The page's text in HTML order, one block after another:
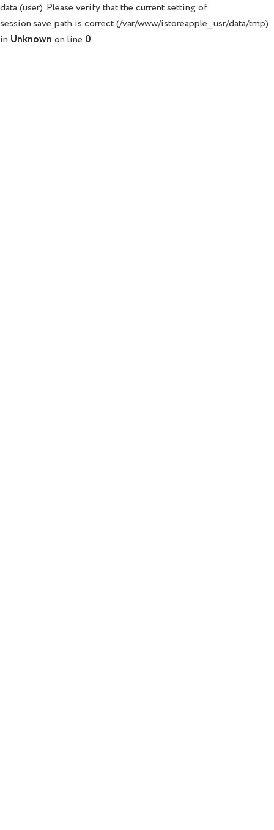
data (user). Please verify that the current setting of
session.save_path is correct (/var/www/istoreapple__usr/data/tmp)
in Unknown on line 0